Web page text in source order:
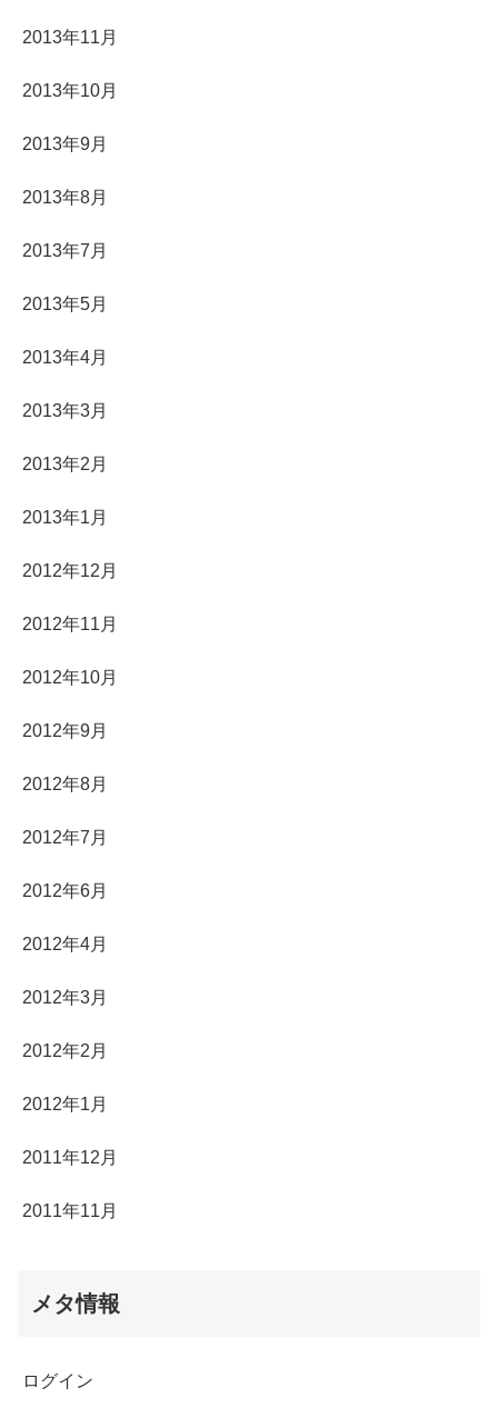
2013年11月
2013年10月
2013年9月
2013年8月
2013年7月
2013年5月
2013年4月
2013年3月
2013年2月
2013年1月
2012年12月
2012年11月
2012年10月
2012年9月
2012年8月
2012年7月
2012年6月
2012年4月
2012年3月
2012年2月
2012年1月
2011年12月
2011年11月
メタ情報
ログイン